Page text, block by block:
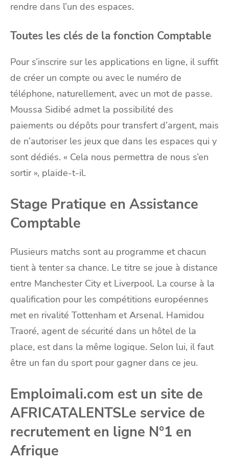
rendre dans l’un des espaces.
Toutes les clés de la fonction Comptable
Pour s’inscrire sur les applications en ligne, il suffit
de créer un compte ou avec le numéro de
téléphone, naturellement, avec un mot de passe.
Moussa Sidibé admet la possibilité des
paiements ou dépôts pour transfert d’argent, mais
de n’autoriser les jeux que dans les espaces qui y
sont dédiés. « Cela nous permettra de nous s’en
sortir », plaide-t-il.
Stage Pratique en Assistance
Comptable
Plusieurs matchs sont au programme et chacun
tient à tenter sa chance. Le titre se joue à distance
entre Manchester City et Liverpool. La course à la
qualification pour les compétitions européennes
met en rivalité Tottenham et Arsenal. Hamidou
Traoré, agent de sécurité dans un hôtel de la
place, est dans la même logique. Selon lui, il faut
être un fan du sport pour gagner dans ce jeu.
Emploimali.com est un site de
AFRICATALENTSLe service de
recrutement en ligne N°1 en
Afrique